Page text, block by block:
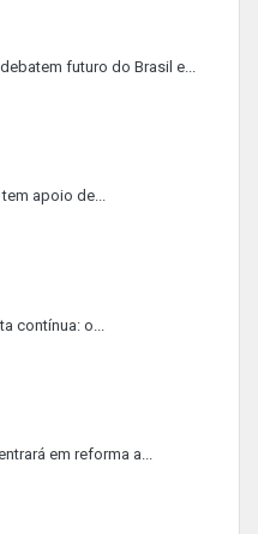
futuro do Brasil e...
apoio de...
contínua: o...
em reforma a...